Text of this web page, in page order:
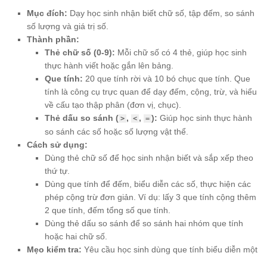
Mục đích: Dạy học sinh nhận biết chữ số, tập đếm, so sánh
số lượng và giá trị số.
Thành phần:
Thẻ chữ số (0-9): Mỗi chữ số có 4 thẻ, giúp học sinh
thực hành viết hoặc gắn lên bảng.
Que tính: 20 que tính rời và 10 bó chục que tính. Que
tính là công cụ trực quan để dạy đếm, cộng, trừ, và hiểu
về cấu tạo thập phân (đơn vị, chục).
Thẻ dấu so sánh ( > , < , = ): Giúp học sinh thực hành
so sánh các số hoặc số lượng vật thể.
Cách sử dụng:
Dùng thẻ chữ số để học sinh nhận biết và sắp xếp theo
thứ tự.
Dùng que tính để đếm, biểu diễn các số, thực hiện các
phép cộng trừ đơn giản. Ví dụ: lấy 3 que tính cộng thêm
2 que tính, đếm tổng số que tính.
Dùng thẻ dấu so sánh để so sánh hai nhóm que tính
hoặc hai chữ số.
Mẹo kiểm tra: Yêu cầu học sinh dùng que tính biểu diễn một